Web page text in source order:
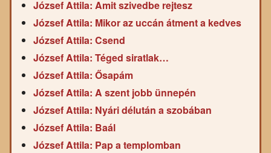
József Attila: Amit szivedbe rejtesz
József Attila: Mikor az uccán átment a kedves
József Attila: Csend
József Attila: Téged siratlak…
József Attila: Ősapám
József Attila: A szent jobb ünnepén
József Attila: Nyári délután a szobában
József Attila: Baál
József Attila: Pap a templomban